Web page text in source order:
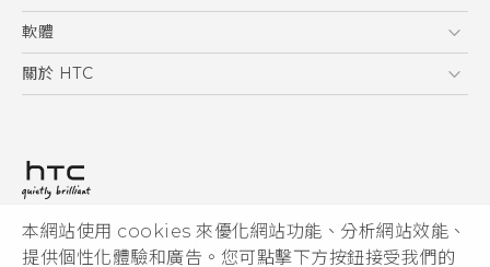
本網站使用 cookies 來優化網站功能、分析網站效能、
提供個性化體驗和廣告。您可點擊下方按鈕接受我們的
訂單管理
付款方式
到府收送維修服務
服務中心資訊
客戶服務佈告欄
軟體
應用程式
HTC Sync Manager
關於 HTC
投資人
隱私權政策
© 2011-2026 HTC Corporation